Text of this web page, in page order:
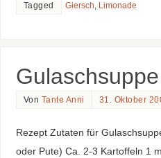
Tagged Giersch, Limonade
Von Tante Anni 31. Oktober
Rezept Zutaten für
oder Pute) Ca. 2-3 Kartoffeln 1